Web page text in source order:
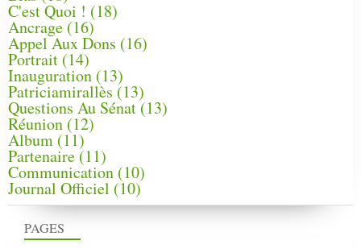
PAGES
C'est Quoi ! (18)
Ancrage (16)
Appel Aux Dons (16)
Portrait (14)
Inauguration (13)
Patriciamirallès (13)
Questions Au Sénat(13)
Réunion (12)
Album (11)
Partenaire(11)
Communication (10)
Journal Officiel (10)